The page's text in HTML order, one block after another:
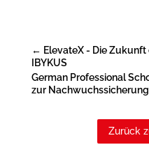
← ElevateX - Die
IBYKUS
German Professional
zur
Zurück